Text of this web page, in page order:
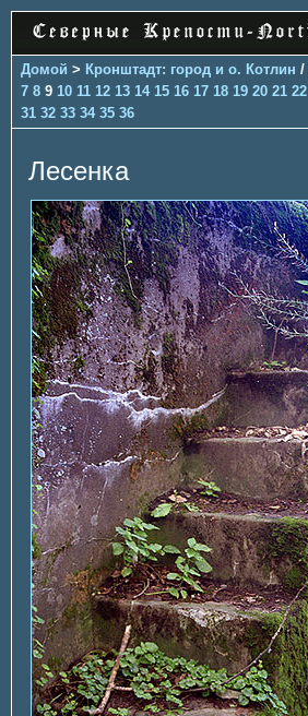
Домой > Кронштадт: город и о. Котлин /
7 8 9 10 11 12 13 14 15 16 17 18 19 20 21 22
31 32 33 34 35 36
Лесенка